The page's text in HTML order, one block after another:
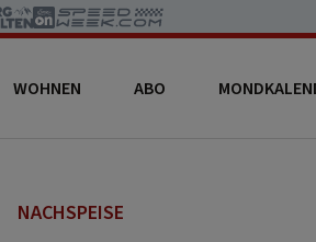
WOHNEN ABO
NACHSPEISE